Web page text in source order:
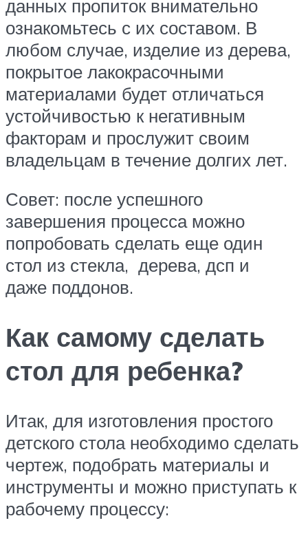
данных пропиток внимательно
ознакомьтесь с их составом. В
любом случае, изделие из дерева,
покрытое лакокрасочными
материалами будет отличаться
устойчивостью к негативным
факторам и прослужит своим
владельцам в течение долгих лет.
Совет: после успешного
завершения процесса можно
попробовать сделать еще один
стол из стекла, дерева, дсп и
даже поддонов.
Как самому сделать
стол для ребенка?
Итак, для изготовления простого
детского стола необходимо сделать
чертеж, подобрать материалы и
инструменты и можно приступать к
рабочему процессу: